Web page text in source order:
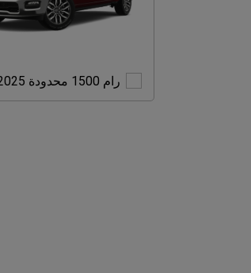
رام 1500 محدودة 2025